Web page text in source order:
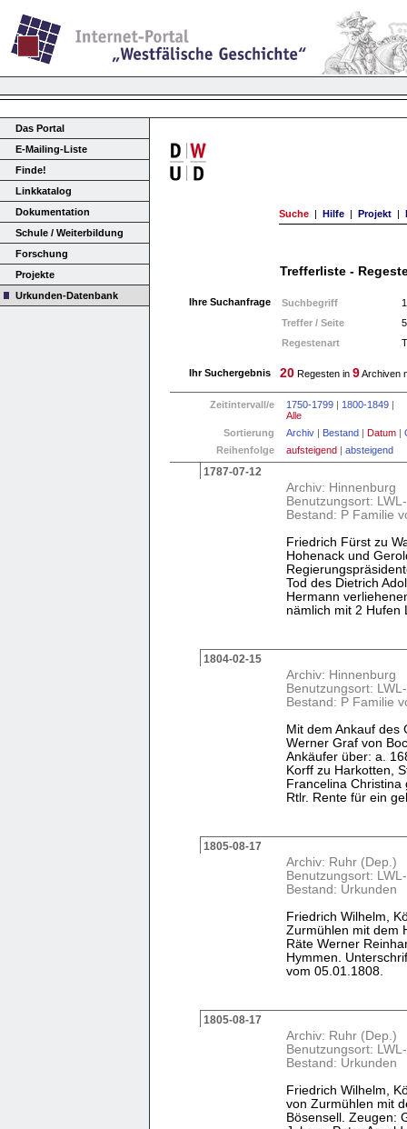
Das Portal
E-Mailing-Liste
Finde!
Linkkatalog
Dokumentation
Schule / Weiterbildung
Forschung
Projekte
Urkunden-Datenbank
Suche | Hilfe | Projekt |
Trefferliste -
Ihre Suchanfrage Suchbegriff
Treffer / Seite
Regestenart
Ihr Suchergebnis 20 Regesten in 9Archiven
Zeitintervall/e 1750-1799 | 1800-1849 |
Alle
Sortierung
Archiv | Bestand | Datum |
Reihenfolge
aufsteigend | absteigend
1787-07-12
Archiv: Hinnenburg
Benutzungsort:
Bestand: P Familie
Friedrich Fürst zu
Hohenack und
Tod des Dietrich
Hermann
nämlich mit 2 Hufen
1804-02-15
Archiv: Hinnenburg
Benutzungsort:
Bestand: P Familie
Mit dem Ankauf des
Werner Graf von
Ankäufer über: a.
Korff zu Harkotten,
Francelina
Rtlr. Rente für ein
1805-08-17
Archiv: Ruhr (Dep.)
Benutzungsort:
Bestand: Urkunden
Friedrich Wilhelm,
Zurmühlen mit dem
Räte Werner
Hymmen.
vom 05.01.1808.
1805-08-17
Archiv: Ruhr (Dep.)
Benutzungsort:
Bestand: Urkunden
Friedrich Wilhelm,
von Zurmühlen mit
Bösensell. Zeugen: